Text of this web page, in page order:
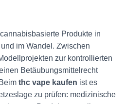
Produkte in
im Wandel. Zwischen
zur kontrollierten
Betäubungsmittelrecht
thc vape kaufen ist es
zu prüfen: medizinische